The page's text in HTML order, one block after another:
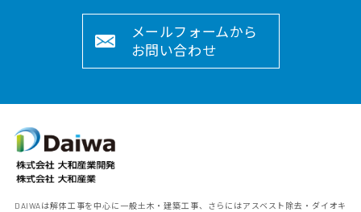
メールフォームから
お問い合わせ
DAIWAは解体工事を中心に一般土木・建築工事、さらにはアスベスト除去・ダイオキ